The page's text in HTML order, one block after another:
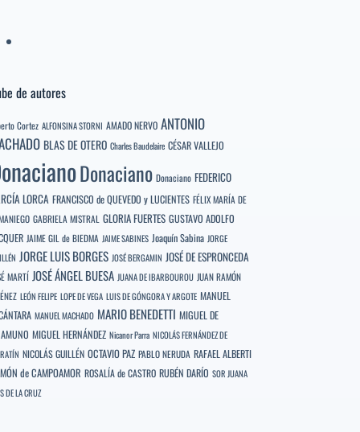
de autores
Cortez ALFONSINA STORNI AMADO NERVO ANTONIO
BLAS DE OTERO Charles Baudelaire CÉSAR VALLEJO
Donaciano Donaciano FEDERICO
LORCA FRANCISCO de QUEVEDO y LUCIENTES FÉLIX MARÍA DE
GABRIELA MISTRAL GLORIA FUERTES GUSTAVO ADOLFO
JAIME GIL de BIEDMA JAIME SABINES Joaquín Sabina JORGE
JORGE LUIS BORGES JOSÉ BERGAMIN JOSÉ DE ESPRONCEDA
MARTÍ JOSÉ ÁNGEL BUESA JUANA DE IBARBOUROU JUAN RAMÓN
LEÓN FELIPE LOPE DE VEGA LUIS DE GÓNGORA Y ARGOTE MANUEL
MANUEL MACHADO MARIO BENEDETTI MIGUEL DE
MIGUEL HERNÁNDEZ Nicanor Parra NICOLÁS FERNÁNDEZ DE
NICOLÁS GUILLÉN OCTAVIO PAZ PABLO NERUDA RAFAEL ALBERTI
de CAMPOAMOR ROSALÍA de CASTRO RUBÉN DARÍO SOR JUANA
DE LA CRUZ